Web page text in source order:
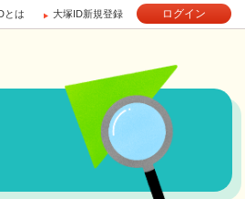
とは 大塚ID新規登録 ログイン